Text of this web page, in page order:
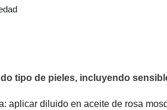
tipo de pieles, incluyendo
aplicar diluido en aceite de rosa